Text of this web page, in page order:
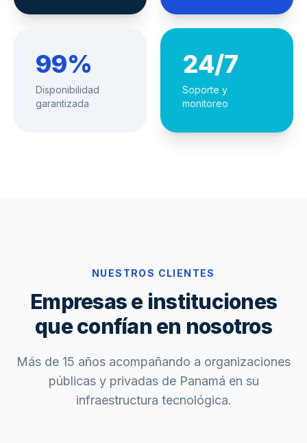
99%
Disponibilidad
garantizada
24/7
Soporte y
monitoreo
NUESTROS CLIENTES
Empresas e instituciones
que confían en nosotros
Más de 15 años acompañando a organizaciones
públicas y privadas de Panamá en su
infraestructura tecnológica.